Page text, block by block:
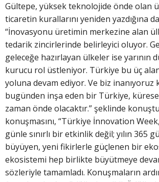
Gültepe, yüksek teknolojide önde olan
ticaretin kurallarını yeniden yazdığına
“İnovasyonu üretimin merkezine alan
tedarik zincirlerinde belirleyici oluyor.
geleceğe hazırlayan ülkeler ise yarının
kurucu rol üstleniyor. Türkiye bu üç
yoluna devam ediyor. Ve biz inanıyoruz
bugünden inşa eden bir Türkiye,
zaman önde olacaktır.” şeklinde
konuşmasını, “Türkiye İnnovation
günle sınırlı bir etkinlik değil; yılın 365
büyüyen, yeni fikirlerle güçlenen bir
ekosistemi hep birlikte büyütmeye
sözleriyle tamamladı. Konuşmaların